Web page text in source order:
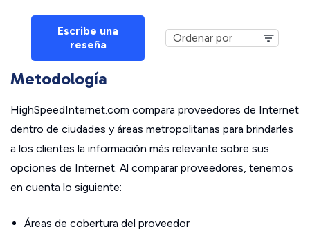
Escribe una
reseña
Metodología
HighSpeedInternet.com compara proveedores de Internet
dentro de ciudades y áreas metropolitanas para brindarles
a los clientes la información más relevante sobre sus
opciones de Internet. Al comparar proveedores, tenemos
en cuenta lo siguiente:
Áreas de cobertura del proveedor